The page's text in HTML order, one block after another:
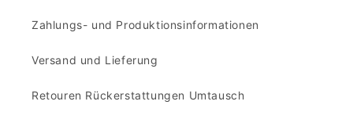
Zahlungs- und Produktionsinformationen
Versand und Lieferung
Retouren Rückerstattungen Umtausch